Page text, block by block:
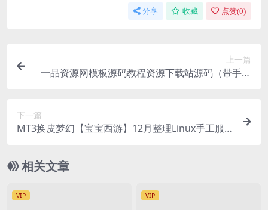
分享 收藏 点赞(0)
上一篇
一品资源网模板源码教程资源下载站源码（带手机
下一篇
MT3换皮梦幻【宝宝西游】12月整理Linux手工服
相关文章
VIP VIP